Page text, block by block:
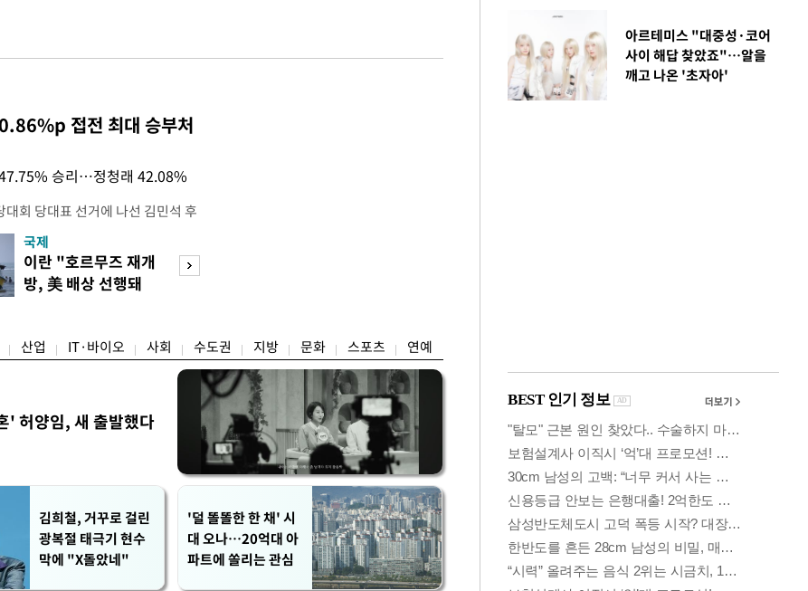
접전 최대 승부처
승리…정청래 42.08%
회 당대표 선거에 나선 김민석 후
순회경선에서 '누적 1위'를 탈환했
지역으로 점쳐졌던 충청권과 부산
1패를 주고 받은 김 후보는 이날
며 '2승 1패'로 앞서가게 됐다. 다
국제
이란 "호르무즈 재개
방, 美 배상 선행돼
산업 IT·바이오 사회 수도권 지방 문화 스포츠 연예
' 허양임, 새 출발했다
김희철, 거꾸로 걸린
광복절 태극기 현수
막에 "X돌았네"
'덜 똘똘한 한 채' 시
대 오나…20억대 아
파트에 쏠리는 관심
아르테미스 "대중성·코어
사이 해답 찾았죠"…알을
깨고 나온 '초자아'